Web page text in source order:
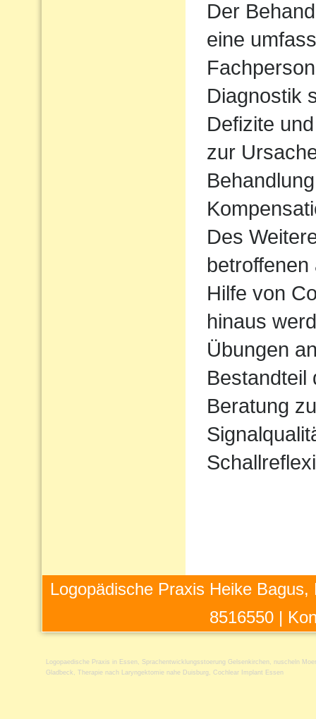
Der
eine
Diagnostik
Defizite
zur
Des
betroffenen
Hilfe von
hinaus
Übungen
Bestandteil
Beratung
Logopädische Praxis Heike
8516550 |
Logopaedische Praxis in Essen Sprachentwicklungsstoerung Gelsenkirchen
nuscheln
Gladbeck
Therapie nach Laryngektomie nahe Duisburg Cochlear Implant Essen